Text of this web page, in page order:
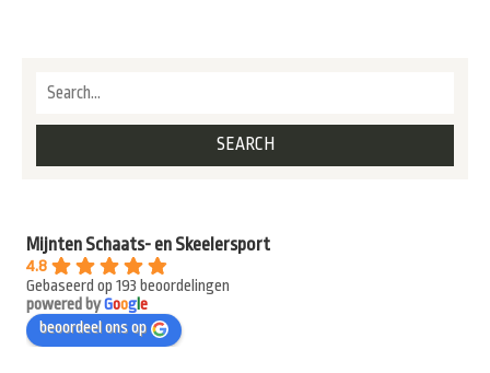
Mijnten Schaats- en Skeelersport
4.8
Gebaseerd op 193 beoordelingen
powered byGoogle
beoordeel ons op